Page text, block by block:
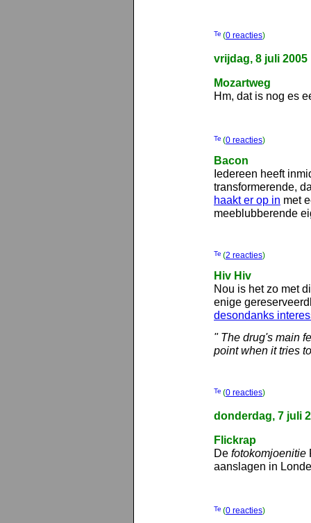
(0 reacties)
vrijdag, 8 juli 2005
Mozartweg
Hm, dat is nog es
(0 reacties)
Bacon
Iedereen heeft
transformerende,
haakt er op in met
meeblubberende
(2 reacties)
Hiv Hiv
Nou is het zo met
enige
desondanks
" The drug's main
point when it tries
(0 reacties)
donderdag, 7 juli
Flickrap
De fotokomjoenitie
aanslagen in
(0 reacties)